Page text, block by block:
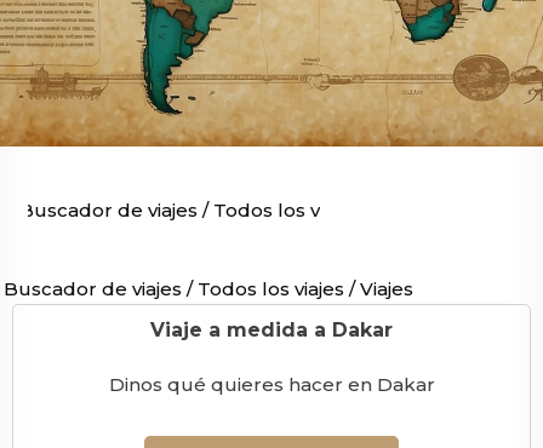
Buscador de viajes / Todos los viajes
Buscador de viajes / Todos los viajes /Viajes por África
Viaje a medida a Dakar
Dinos qué quieres hacer en Dakar